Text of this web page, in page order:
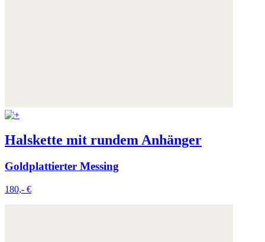
Halskette mit rundem Anhänger
Goldplattierter Messing
180,- €